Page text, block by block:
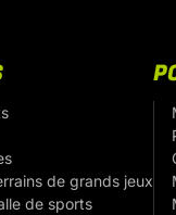
de grands jeux
de sports